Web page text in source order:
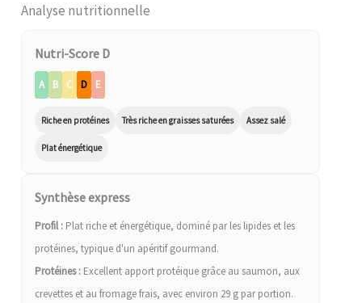
Analyse nutritionnelle
Nutri-Score D
A B C D E
Riche en protéines Très riche en graisses saturées Assez salé
Plat énergétique
Synthèse express
Profil : Plat riche et énergétique, dominé par les lipides et les
protéines, typique d'un apéritif gourmand.
Protéines : Excellent apport protéique grâce au saumon, aux
crevettes et au fromage frais, avec environ 29 g par portion.